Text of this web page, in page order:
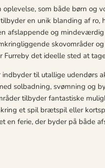
som både børn og
en unik blanding af ro,
afslappende og
skovområder
Furreby det ideelle sted at
til utallige udendørs
solbadning, svømning og
tilbyder fantastiske
et spil brætspil eller
en ferie, der byder på både